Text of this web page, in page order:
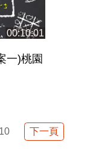
00:10:01
一)桃園
10 下一頁